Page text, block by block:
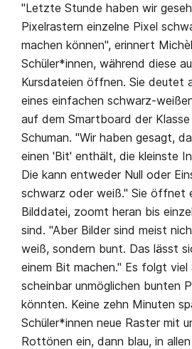
"Letzte Stunde haben wir
Pixelrastern einzelne Pixel
machen können", erinnert
Schüler*innen, während diese
Kursdateien öffnen. Sie deutet
eines einfachen schwarz-
auf dem Smartboard der
Schuman. "Wir haben gesagt,
einen 'Bit' enthält, die kleinste
Die kann entweder Null oder
schwarz oder weiß." Sie öffnet
Bilddatei, zoomt heran bis
sind. "Aber Bilder sind meist
weiß, sondern bunt. Das lässt
einem Bit machen." Es folgt viel
scheinbar unmöglichen bunten
könnten. Keine zehn Minuten
Schüler*innen neue Raster mit
Rottönen ein, dann blau, in